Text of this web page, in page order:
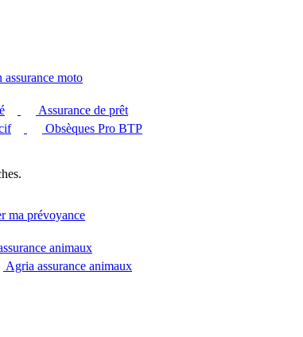
moto
Assurance de prêt
Obsèques Pro BTP
ma prévoyance
animaux
Agria assurance animaux